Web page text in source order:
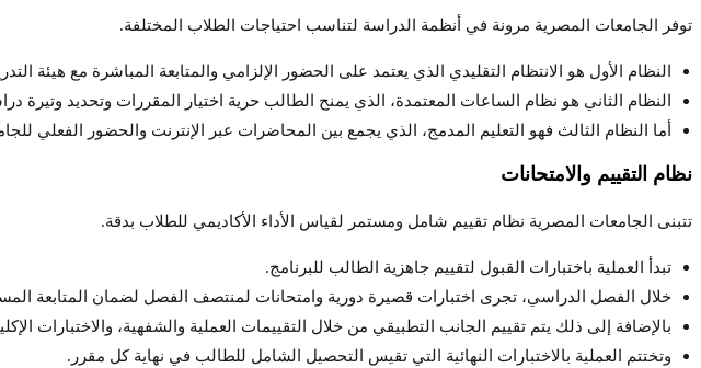
توفر الجامعات المصرية مرونة في أنظمة الدراسة لتناسب احتياجات الطلاب المختلفة.
النظام الأول هو الانتظام التقليدي الذي يعتمد على الحضور الإلزامي والمتابعة المباشرة مع هيئة
النظام الثاني هو نظام الساعات المعتمدة، الذي يمنح الطالب حرية اختيار المقررات وتحديد وتيرة
أما النظام الثالث فهو التعليم المدمج، الذي يجمع بين المحاضرات عبر الإنترنت والحضور الفعلي
نظام التقييم والامتحانات
تتبنى الجامعات المصرية نظام تقييم شامل ومستمر لقياس الأداء الأكاديمي للطلاب بدقة.
تبدأ العملية باختبارات القبول لتقييم جاهزية الطالب للبرنامج.
خلال الفصل الدراسي، تجرى اختبارات قصيرة دورية وامتحانات لمنتصف الفصل لضمان المتابعة
بالإضافة إلى ذلك يتم تقييم الجانب التطبيقي من خلال التقييمات العملية والشفهية، والاختبارات
وتختتم العملية بالاختبارات النهائية التي تقيس التحصيل الشامل للطالب في نهاية كل مقرر.